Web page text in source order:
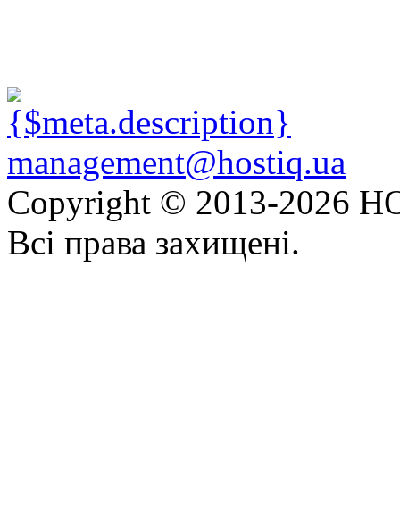
management@hostiq.ua
Copyright © 2013-2026
Всі права захищені.